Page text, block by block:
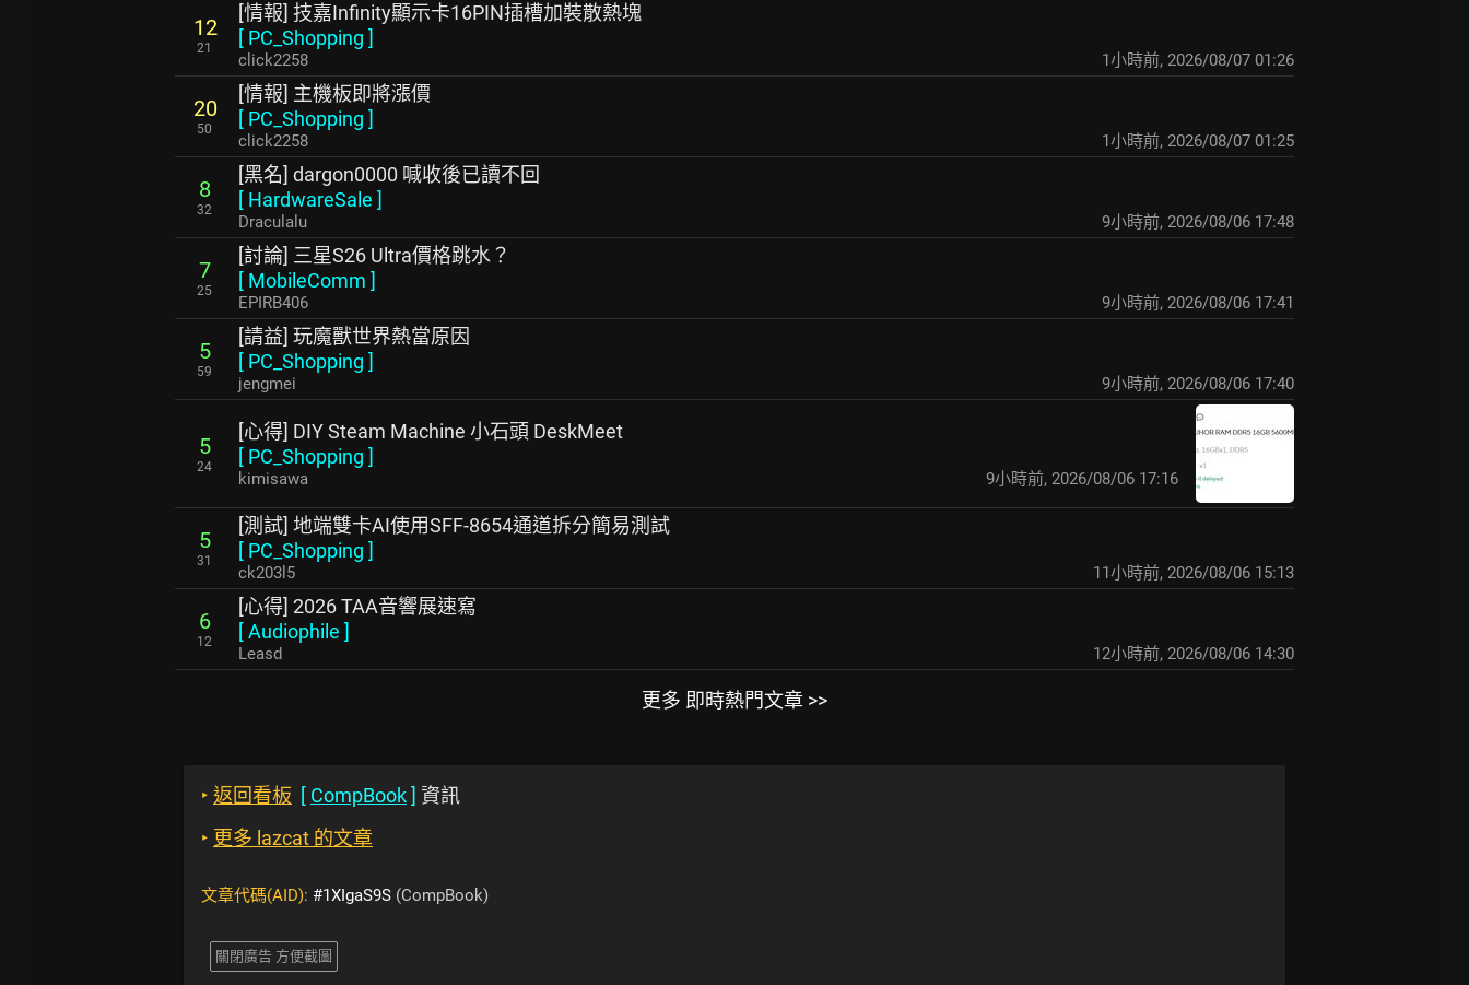
12
21
[情報] 技嘉Infinity顯示卡16PIN插槽加裝散熱塊
[ PC_Shopping ]
click2258 1小時前, 2026/08/07 01:26
20
50
[情報] 主機板即將漲價
[ PC_Shopping ]
click2258 1小時前, 2026/08/07 01:25
8
32
[黑名] dargon0000 喊收後已讀不回
[ HardwareSale ]
Draculalu 9小時前, 2026/08/06 17:48
7
25
[討論] 三星S26 Ultra價格跳水？
[ MobileComm ]
EPIRB406 9小時前, 2026/08/06 17:41
5
59
[請益] 玩魔獸世界熱當原因
[ PC_Shopping ]
jengmei 9小時前, 2026/08/06 17:40
5
24
[心得] DIY Steam Machine 小石頭 DeskMeet
[ PC_Shopping ]
kimisawa 9小時前, 2026/08/06 17:16
5
31
[測試] 地端雙卡AI使用SFF-8654通道拆分簡易測試
[ PC_Shopping ]
ck203l5 11小時前, 2026/08/06 15:13
6
12
[心得] 2026 TAA音響展速寫
[Audiophile ]
Leasd 12小時前, 2026/08/06 14:30
更多 即時熱門文章 >>
‣ 返回看板 [ CompBook] 資訊
‣ 更多 lazcat 的文章
文章代碼(AID): #1XIgaS9S (CompBook)
關閉廣告 方便截圖